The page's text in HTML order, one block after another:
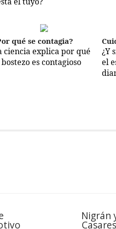
qué se contagia?
ciencia explica por qué
es contagioso
¿Y
el
Nigrán